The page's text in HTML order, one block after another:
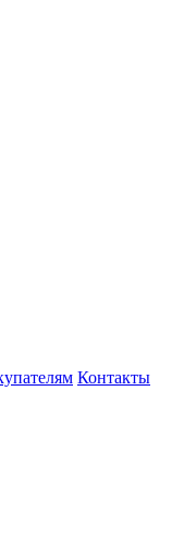
Контакты